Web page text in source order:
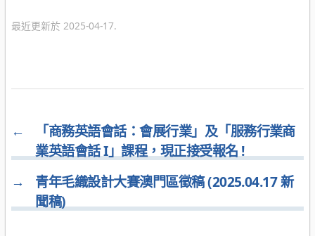
最近更新於 2025-04-17.
←
「商務英語會話：會展行業」及「服務行業商
業英語會話 I」課程，現正接受報名 !
→
青年毛織設計大賽澳門區徵稿 (2025.04.17 新
聞稿)